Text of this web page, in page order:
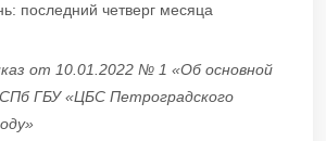
последний четверг месяца
от 10.01.2022 № 1 «Об основной
ГБУ «ЦБС Петроградского